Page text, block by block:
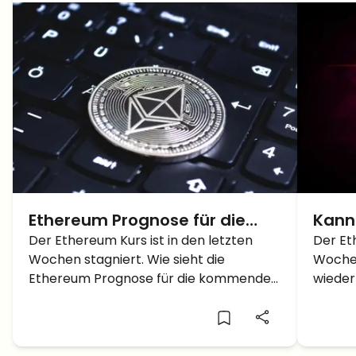
Ethereum Prognose für die
nächsten Wochen – Steigt der
Ether wieder auf 2.500 Dollar?
Der Ethereum Kurs ist in den letzten
Wochen stagniert. Wie sieht die
Ethereum Prognose für die kommenden
Der